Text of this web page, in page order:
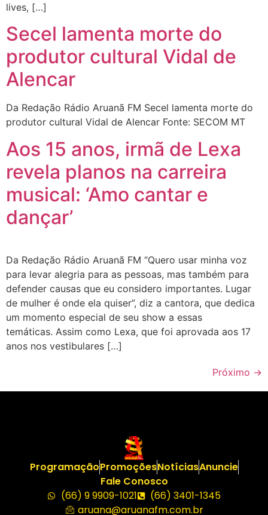
lives, […]
Secel lamenta morte do
produtor cultural Vidal de
Alencar
Da Redação Rádio Aruanã FM Secel lamenta morte do
produtor cultural Vidal de Alencar Fonte: SECOM MT
Aos 15 anos, irmã de Lexa
revela planos na carreira
musical: ‘Amo cantar e
dançar’
Da Redação Rádio Aruanã FM “Quero usar minha voz
para levar alegria para as pessoas, mas também para
defender causas que eu considero importantes. Lugar
de mulher é onde ela quiser”, diz a cantora, que dedica
um momento especial de seu show a essas
temáticas. Assim como Lexa, que foi aprovada aos 17
anos nos vestibulares […]
Próximo →
ProgramaçãoPromoçõesNotíciasAnuncie
Fale Conosco
(66) 9 9909-1021
(66) 3401-1345
aruana@aruanafm.com.br